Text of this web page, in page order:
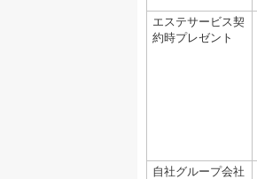
エステサービス契
約時プレゼント
自社グループ会社